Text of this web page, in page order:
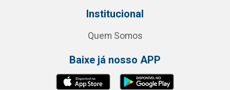
Institucional
Quem Somos
Baixe já nosso APP